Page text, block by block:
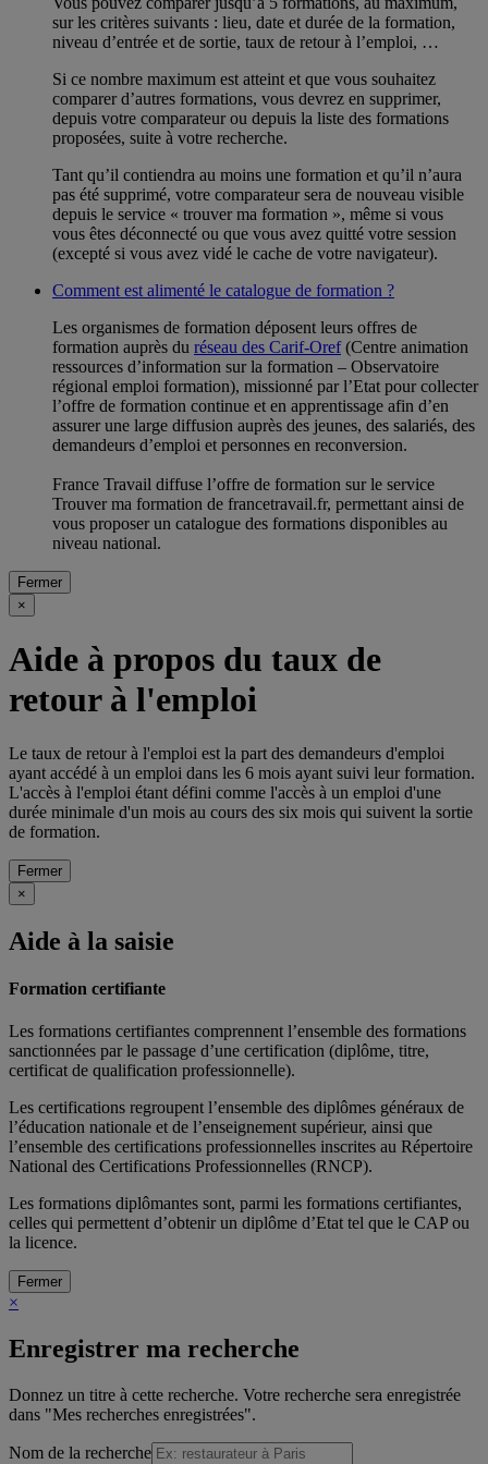
sur les critères suivants : lieu, date et durée de la formation,
niveau d’entrée et de sortie, taux de retour à l’emploi, …
Si ce nombre maximum est atteint et que vous souhaitez
comparer d’autres formations, vous devrez en supprimer,
depuis votre comparateur ou depuis la liste des formations
proposées, suite à votre recherche.
Tant qu’il contiendra au moins une formation et qu’il n’aura
pas été supprimé, votre comparateur sera de nouveau visible
depuis le service « trouver ma formation », même si vous
vous êtes déconnecté ou que vous avez quitté votre session
(excepté si vous avez vidé le cache de votre navigateur).
Comment est alimenté le catalogue de formation ?
Les organismes de formation déposent leurs offres de
formation auprès du réseau des Carif-Oref(Centre animation
ressources d’information sur la formation – Observatoire
régional emploi formation), missionné par l’Etat pour collecter
l’offre de formation continue et en apprentissage afin d’en
assurer une large diffusion auprès des jeunes, des salariés, des
demandeurs d’emploi et personnes en reconversion.
France Travail diffuse l’offre de formation sur le service
Trouver ma formation de francetravail.fr, permettant ainsi de
vous proposer un catalogue des formations disponibles au
niveau national.
Fermer
×
Aide à propos du taux de
retour à l'emploi
Le taux de retour à l'emploi est la part des demandeurs d'emploi
ayant accédé à un emploi dans les 6 mois ayant suivi leur formation.
L'accès à l'emploi étant défini comme l'accès à un emploi d'une
durée minimale d'un mois au cours des six mois qui suivent la sortie
de formation.
Fermer
×
Aide à la saisie
Formation certifiante
Les formations certifiantes comprennent l’ensemble des formations
sanctionnées par le passage d’une certification (diplôme, titre,
certificat de qualification professionnelle).
Les certifications regroupent l’ensemble des diplômes généraux de
l’éducation nationale et de l’enseignement supérieur, ainsi que
l’ensemble des certifications professionnelles inscrites au Répertoire
National des Certifications Professionnelles (RNCP).
Les formations diplômantes sont, parmi les formations certifiantes,
celles qui permettent d’obtenir un diplôme d’Etat tel que le CAP ou
la licence.
Fermer
×
Enregistrer ma recherche
Donnez un titre à cette recherche. Votre recherche sera enregistrée
dans "Mes recherches enregistrées".
Nom de la recherche